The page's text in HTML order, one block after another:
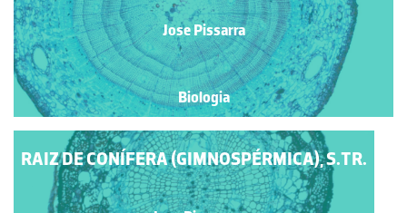
Jose Pissarra
Biologia
RAIZ DE CONÍFERA (GIMNOSPÉRMICA), S.TR.